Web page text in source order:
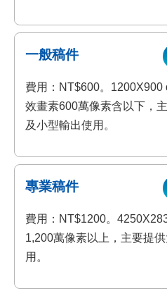
一般稿件
費用：NT$600。
效畫素600萬像素含以下，
及小型輸出使用。
專業稿件
費用：NT$1200。
1,200萬像素以上，主要提
用。